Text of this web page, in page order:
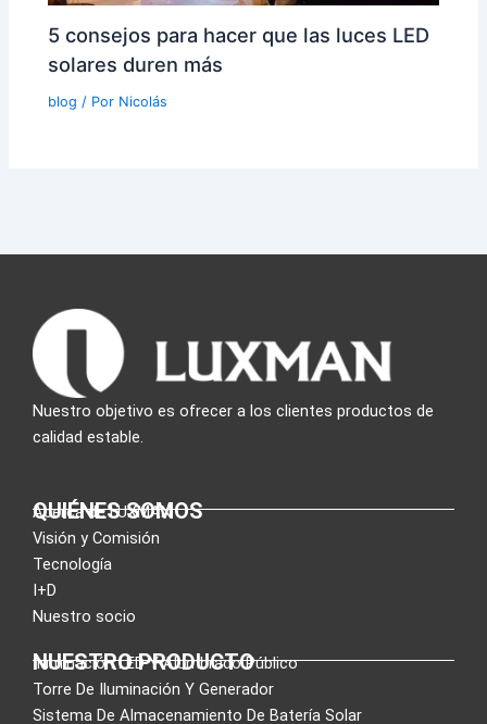
5 consejos para hacer que las luces LED
solares duren más
blog / Por Nicolás
Nuestro objetivo es ofrecer a los clientes productos de
calidad estable.
QUIÉNES SOMOS
Acerca de LUXMAN
Visión y Comisión
Tecnología
I+D
Nuestro socio
NUESTRO PRODUCTO
Iluminación LED Y Alumbrado Público
Torre De Iluminación Y Generador
Sistema De Almacenamiento De Batería Solar